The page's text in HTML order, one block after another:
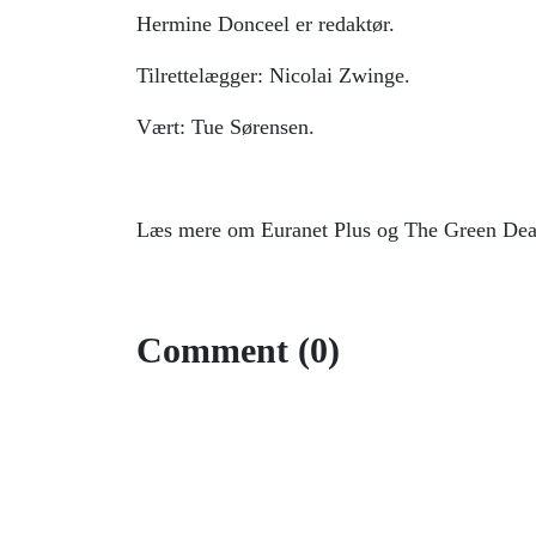
Hermine Donceel er redaktør.
Tilrettelægger: Nicolai Zwinge.
Vært: Tue Sørensen.
Læs mere om Euranet Plus og The Green
Comment (0)